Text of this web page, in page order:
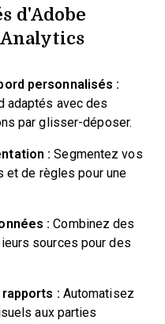
d'Adobe
personnalisés :
adaptés avec des
par glisser-déposer.
: Segmentez vos
et de règles pour une
: Combinez des
sources pour des
: Automatisez
aux parties